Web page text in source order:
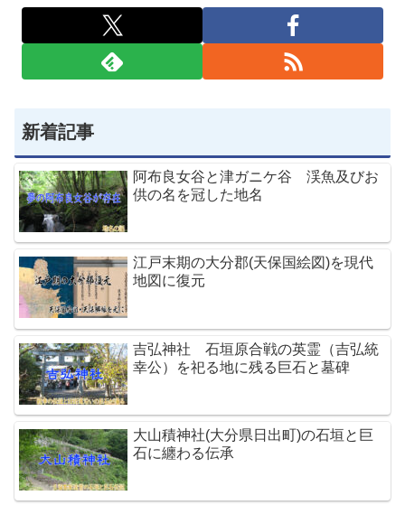
新着記事
阿布良女谷と津ガニケ谷 渓魚及びお
供の名を冠した地名
江戸末期の大分郡(天保国絵図)を現代
地図に復元
吉弘神社 石垣原合戦の英霊（吉弘統
幸公）を祀る地に残る巨石と墓碑
大山積神社(大分県日出町)の石垣と巨
石に纏わる伝承